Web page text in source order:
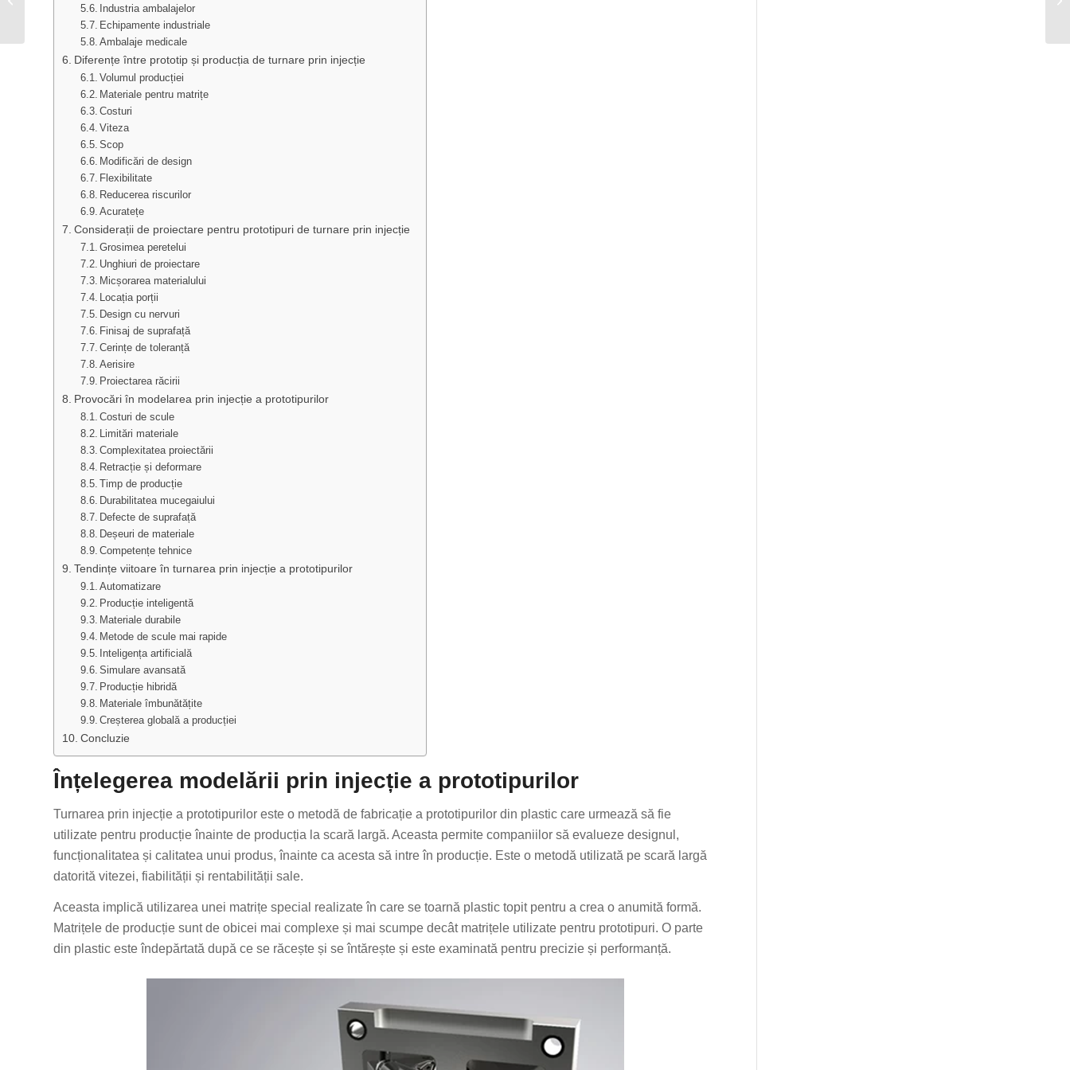
Industria ambalajelor
Echipamente industriale
Ambalaje medicale
Diferențe între prototip și producția de turnare prin injecție
Volumul producției
Materiale pentru matrițe
Costuri
Viteza
Scop
Modificări de design
Flexibilitate
Reducerea riscurilor
Acuratețe
Considerații de proiectare pentru prototipuri de turnare prin injecție
Grosimea peretelui
Unghiuri de proiectare
Micșorarea materialului
Locația porții
Design cu nervuri
Finisaj de suprafață
Cerințe de toleranță
Aerisire
Proiectarea răcirii
Provocări în modelarea prin injecție a prototipurilor
Costuri de scule
Limitări materiale
Complexitatea proiectării
Retracție și deformare
Timp de producție
Durabilitatea mucegaiului
Defecte de suprafață
Deșeuri de materiale
Competențe tehnice
Tendințe viitoare în turnarea prin injecție a prototipurilor
Automatizare
Producție inteligentă
Materiale durabile
Metode de scule mai rapide
Inteligența artificială
Simulare avansată
Producție hibridă
Materiale îmbunătățite
Creșterea globală a producției
Concluzie
Înțelegerea modelării prin injecție a prototipurilor
Turnarea prin injecție a prototipurilor este o metodă de fabricație a prototipurilor din plastic care urmează să fie
utilizate pentru producție înainte de producția la scară largă. Aceasta permite companiilor să evalueze designul,
funcționalitatea și calitatea unui produs, înainte ca acesta să intre în producție. Este o metodă utilizată pe scară largă
datorită vitezei, fiabilității și rentabilității sale.
Aceasta implică utilizarea unei matrițe special realizate în care se toarnă plastic topit pentru a crea o anumită formă.
Matrițele de producție sunt de obicei mai complexe și mai scumpe decât matrițele utilizate pentru prototipuri. O parte
din plastic este îndepărtată după ce se răcește și se întărește și este examinată pentru precizie și performanță.
complet pentru costuri,
beneficii și aplicații